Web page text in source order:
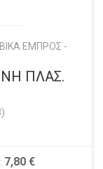
ΕΜΠΡΟΣ -
ΠΛΑΣ.
7,80 €